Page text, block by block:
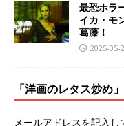
最恐ホラ
イカ・モ
葛藤！
2025-05-
「洋画のレタス炒め
メールアドレスを記入